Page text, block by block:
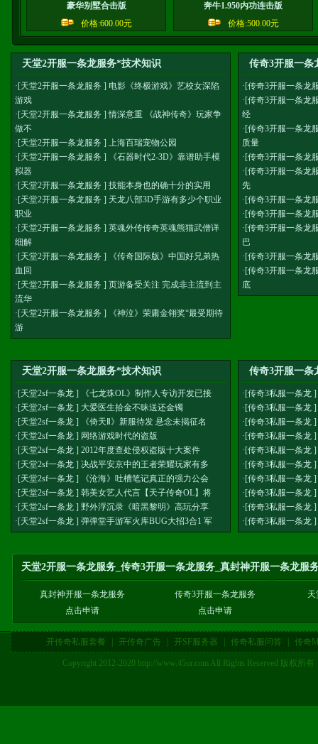
豪华别墅合击版
价格:600.00元
奔牛1.950内功连击版
价格:500.00元
天堂2开服一条龙服务*技术知识
·[天堂2开服一条龙服务 ] 电影《终极游戏》艺校女深陷
游戏
·[天堂2开服一条龙服务 ]情深意重 《战神传奇》玩家争
做不
·[天堂2开服一条龙服务 ] 上海百瑞宠物公园
·[天堂2开服一条龙服务 ]
《石器时代2-3D》靠谱助手模
拟器
·[天堂2开服一条龙服务 ] 技能本身也的确十分的实用
·[天堂2开服一条龙服务 ] 天龙八部3D手游有多少个职业
职业
·[天堂2开服一条龙服务 ] 英魂外传传奇英魂熊猫武僧详
细解
·[天堂2开服一条龙服务 ]
《传奇国际版》中国好兄弟热
血回
·[天堂2开服一条龙服务 ] 页游备受关注 完成非主流到主
流华
·[天堂2开服一条龙服务 ]
《神泣》荣庸金翎奖“最受期待
游
传奇3开服一条
·[传奇3开服一条龙
·[传奇3开服一条龙
经
·[传奇3开服一条龙
质量
·[传奇3开服一条龙
·[传奇3开服一条龙
先
·[传奇3开服一条龙
·[传奇3开服一条龙
·[传奇3开服一条龙
巴
·[传奇3开服一条龙
·[传奇3开服一条龙
底
天堂2开服一条龙服务*技术知识
·[天堂2sf一条龙 ]
《七龙珠OL》制作人专访开发已接
·[天堂2sf一条龙 ] 大爱医生拾金不昧送还金镯
·[天堂2sf一条龙 ]
《倚天Ⅱ》新服待发 悬念未揭征名
·[天堂2sf一条龙 ] 网络游戏时代的盗版
·[天堂2sf一条龙 ] 2012年度查处侵权盗版十大案件
·[天堂2sf一条龙 ] 决战平安京中的王者荣耀玩家有多
·[天堂2sf一条龙 ]
《沧海》吐槽笔记真正的强力公会
·[天堂2sf一条龙 ] 韩美女艺人代言【天子传奇OL】将
·[天堂2sf一条龙 ] 野外浮沉录《暗黑黎明》高玩分享
·[天堂2sf一条龙 ] 弹弹堂手游军火库BUG大招3合1 军
传奇3开服一条
·[传奇3私服一条龙 ]
·[传奇3私服一条龙 ]
·[传奇3私服一条龙 ]
·[传奇3私服一条龙 ]
·[传奇3私服一条龙 ]
·[传奇3私服一条龙 ]
·[传奇3私服一条龙 ]
·[传奇3私服一条龙 ]
·[传奇3私服一条龙 ]
·[传奇3私服一条龙 ]
天堂2开服一条龙服务_传奇3开服一条龙服务_真封神开服一条龙服
真封神开服一条龙服务 传奇3开服一条龙服务
天
点击申请
点击申请
开传奇私服套餐 开传奇广告 开SF服务器 传奇私服问答 传奇
Copyright 2012-2020 http://www.45ur.com All Rights Reserved 版权